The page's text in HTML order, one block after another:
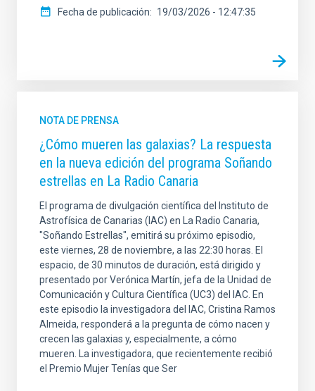
Fecha de publicación 19/03/2026 - 12:47:35
NOTA DE PRENSA
¿Cómo mueren las galaxias? La respuesta
en la nueva edición del programa Soñando
estrellas en La Radio Canaria
El programa de divulgación científica del Instituto de
Astrofísica de Canarias (IAC) en La Radio Canaria,
"Soñando Estrellas", emitirá su próximo episodio,
este viernes, 28 de noviembre, a las 22:30 horas. El
espacio, de 30 minutos de duración, está dirigido y
presentado por Verónica Martín, jefa de la Unidad de
Comunicación y Cultura Científica (UC3) del IAC. En
este episodio la investigadora del IAC, Cristina Ramos
Almeida, responderá a la pregunta de cómo nacen y
crecen las galaxias y, especialmente, a cómo
mueren. La investigadora, que recientemente recibió
el Premio Mujer Tenías que Ser